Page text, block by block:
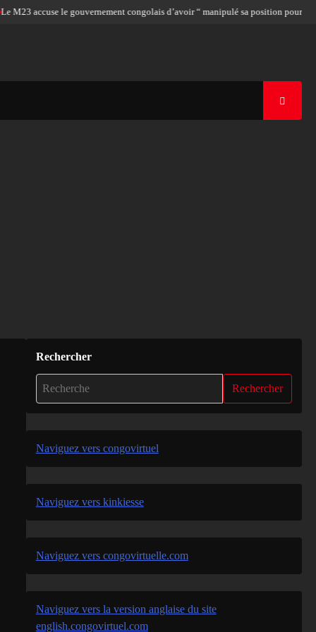
accuse le gouvernement congolais d’avoir “ manipulé sa position pour
Rechercher
Rechercher
Naviguez vers congovirtuel
Naviguez vers kinkiesse
Naviguez vers congovirtuelle.com
Naviguez vers la version anglaise du site
english.congovirtuel.com